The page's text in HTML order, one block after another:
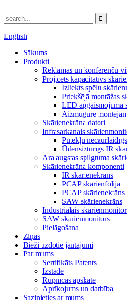
English
Sākums
Produkti
Reklāmas un konferenču
Projicēts kapacitatīvs
Izliekts spēļu
Priekšējā montāžas
LED apgaismojuma
Aizmugurē
Skārienekrāna datori
Infrasarkanais
Putekļu
Ūdensizturīgs IR
Āra augstas spilgtuma
Skārienekrāna komponenti
IR skārienekrāns
PCAP skārienfolija
PCAP skārienekrāns
SAW skārienekrāns
Industriālais
SAW skārienmonitors
Pielāgošana
Ziņas
Bieži uzdotie jautājumi
Par mums
Sertifikāts Patents
Izstāde
Rūpnīcas apskate
Aprīkojums un darbība
Sazinieties ar mums